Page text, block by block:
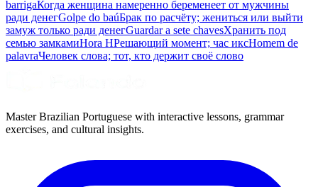
barrigaКогда женщина намеренно беременеет от мужчины
ради денегGolpe do baúБрак по расчёту; жениться или выйти
замуж только ради денегGuardar a sete chavesХранить под
семью замкамиHora HРешающий момент; час иксHomem de
palavraЧеловек слова; тот, кто держит своё слово
Master Brazilian Portuguese with interactive lessons, grammar
exercises, and cultural insights.